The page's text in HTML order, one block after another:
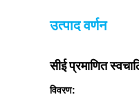
उत्पाद वर्णन
सीई प्रमाणित
विवरण: